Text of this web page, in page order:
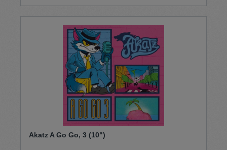
Vinyl ihre volle Wirkung entfaltet. Eine zeitlose
Veröffentlichung für Liebhaber authentischer Roots-
Akatz A Go Go, 3 (10")